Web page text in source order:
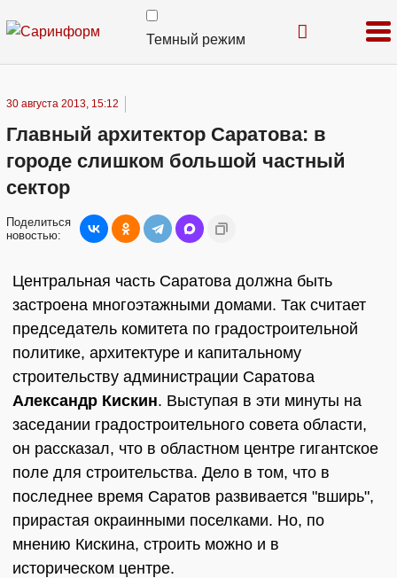
Темный режим
30 августа 2013, 15:12
Главный архитектор Саратова: в
городе слишком большой частный
сектор
Поделиться
новостью:
Центральная часть Саратова должна быть
застроена многоэтажными домами. Так считает
председатель комитета по градостроительной
политике, архитектуре и капитальному
строительству администрации Саратова
Александр Кискин. Выступая в эти минуты на
заседании градостроительного совета области,
он рассказал, что в областном центре гигантское
поле для строительства. Дело в том, что в
последнее время Саратов развивается "вширь",
прирастая окраинными поселками. Но, по
мнению Кискина, строить можно и в
историческом центре.